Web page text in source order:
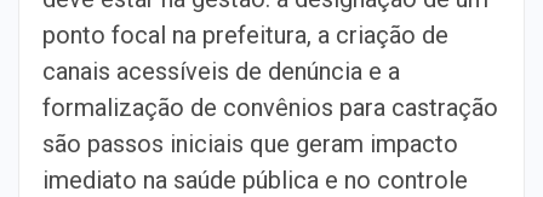
ponto focal na prefeitura, a criação de
canais acessíveis de denúncia e a
formalização de convênios para castração
são passos iniciais que geram impacto
imediato na saúde pública e no controle